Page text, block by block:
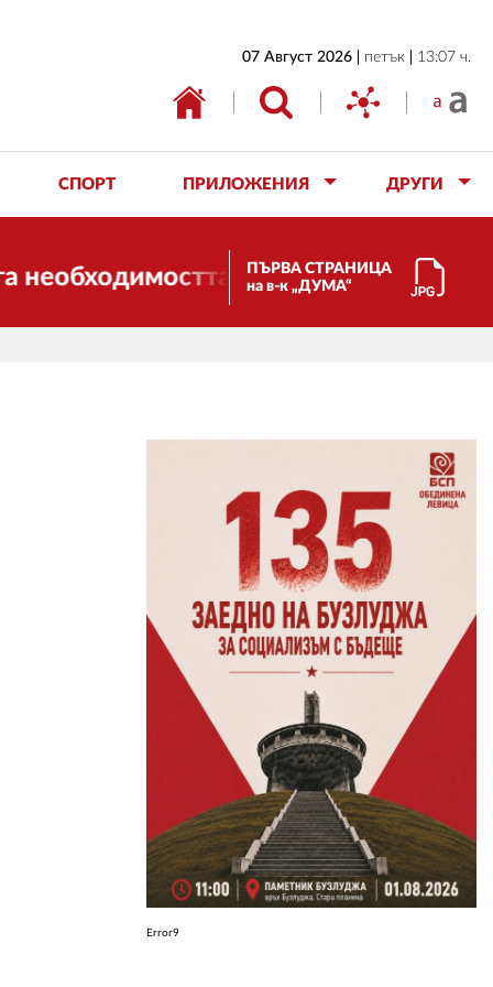
07 Август 2026 петък 13:07 ч.
СПОРТ ПРИЛОЖЕНИЯ ДРУГИ
от трансформации. И
ПЪРВА СТРАНИЦА
на в-к „ДУМА“
Error9
ИКОНОМИКА
ОБЩЕСТВО
АВТОРИ
РЕДАКЦИЯ
РЕКЛАМА
АБОНАМЕНТ
УСЛОВИЯ ЗА ПОЛЗВАНЕ
ПОЛИТИКА ЗА БИСКВИТКИТЕ
ПОЛИТИКАТА ЗА